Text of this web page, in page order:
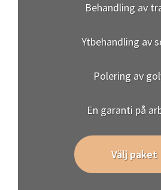
Behandling av
Ytbehandling av
Polering av
En garanti på
Välj paket